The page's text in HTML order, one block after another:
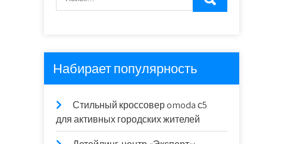
Набирает популярность
Стильный кроссовер omoda с5
для активных городских жителей